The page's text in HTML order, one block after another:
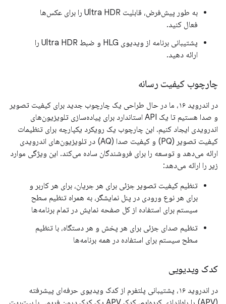
به طور پیش‌فرض، قابلیت Ultra HDR را برای عکس‌ها
فعال کنید.
پشتیبانی برنامه از ویدیوی HLG و ضبط Ultra HDR را
ارائه دهید.
چارچوب کیفیت رسانه
در اندروید ۱۶، ما در حال طراحی یک چارچوب جدید برای کیفیت تصویر
و صدا هستیم تا یک API استاندارد برای پیاده‌سازی تلویزیون‌های
اندرویدی ایجاد کنیم. این چارچوب یک رویکرد یکپارچه برای تنظیمات
کیفیت تصویر (PQ) و کیفیت صدا (AQ) در تلویزیون‌های اندرویدی
ارائه می‌دهد و توسعه را برای فروشندگان ساده می‌کند. این ویژگی موارد
زیر را ارائه می‌دهد:
تنظیم کیفیت تصویر جزئی برای هر جریان، برای هر کاربر و
برای هر نوع ورودی در پنل نمایشگر، به همراه تنظیم سطح
سیستم برای استفاده از کل صفحه نمایش در تمام برنامه‌ها
تنظیم صدای جزئی برای هر پخش و هر دستگاه، با تنظیم
سطح سیستم برای استفاده در همه برنامه‌ها
کدک ویدیویی
در اندروید ۱۶، پشتیبانی پلتفرم از کدک ویدیوی حرفه‌ای پیشرفته